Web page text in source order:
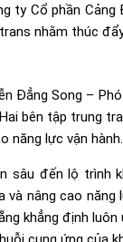
ty Cổ phần
nhằm thúc
Đẳng Song –
bên tập trung
năng lực vận hành.
sâu đến lộ trình
nâng cao
khẳng định